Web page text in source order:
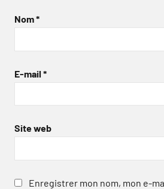
Nom*
E-mail *
Site web
Enregistrer mon nom, mon e-